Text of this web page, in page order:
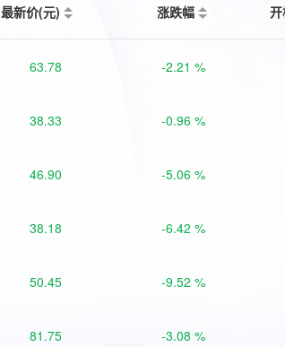
最新价(元) 涨跌幅
63.78 -2.21 %
38.33 -0.96 %
46.90 -5.06 %
38.18 -6.42 %
50.45 -9.52 %
81.75 -3.08 %